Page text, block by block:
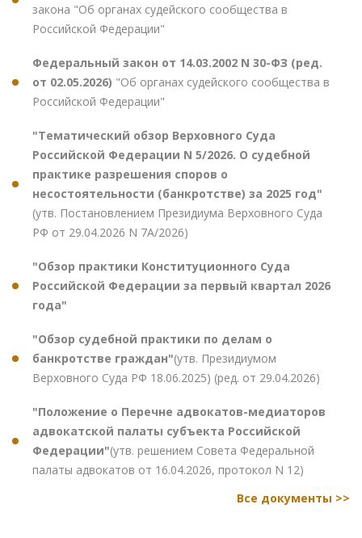
закона "Об органах судейского сообщества в
Российской Федерации"
Федеральный закон от 14.03.2002 N 30-ФЗ (ред.
от 02.05.2026) "Об органах судейского сообщества в
Российской Федерации"
"Тематический обзор Верховного Суда
Российской Федерации N 5/2026. О судебной
практике разрешения споров о
несостоятельности (банкротстве) за 2025 год"
(утв. Постановлением Президиума Верховного Суда
РФ от 29.04.2026 N 7А/2026)
"Обзор практики Конституционного Суда
Российской Федерации за первый квартал 2026
года"
"Обзор судебной практики по делам о
банкротстве граждан"(утв. Президиумом
Верховного Суда РФ 18.06.2025) (ред. от 29.04.2026)
"Положение о Перечне адвокатов-медиаторов
адвокатской палаты субъекта Российской
Федерации"(утв. решением Совета Федеральной
палаты адвокатов от 16.04.2026, протокол N 12)
Все документы >>